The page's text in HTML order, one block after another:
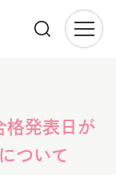
格発表日が
ついて